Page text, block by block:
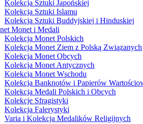
Kolekcja Sztuki Japońskiej
Kolekcja Sztuki Islamu
Kolekcja Sztuki Buddyjskiej i Hinduskiej
Monet i Medali
Kolekcja Monet Polskich
Kolekcja Monet Ziem z Polską Związanych
Kolekcja Monet Obcych
Kolekcja Monet Antycznych
Kolekcja Monet Wschodu
Kolekcja Banknotów i Papierów
Kolekcja Medali Polskich i Obcych
Kolekcje Sfragistyki
Kolekcja Falerystyki
Varia i Kolekcja Medalików Religijnych